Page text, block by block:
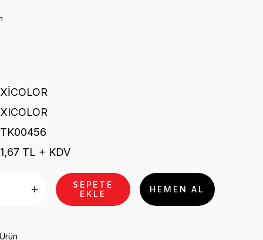
TL + KDV
SEPETE
EKLE
HEMEN AL